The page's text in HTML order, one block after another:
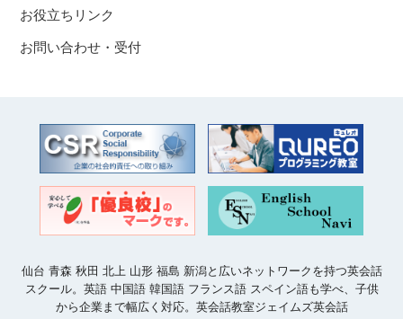
お役立ちリンク
お問い合わせ・受付
仙台 青森 秋田 北上 山形 福島 新潟と広いネットワークを持つ英会話
スクール。英語 中国語 韓国語 フランス語 スペイン語も学べ、子供
から企業まで幅広く対応。英会話教室ジェイムズ英会話